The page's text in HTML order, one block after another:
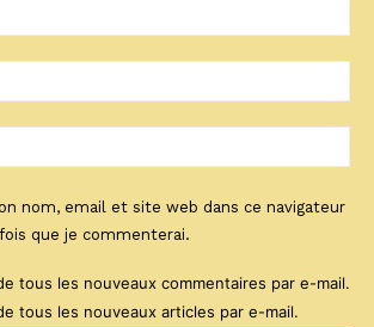
:*
:*
:
nom, email et site web dans ce navigateur
que je commenterai.
tous les nouveaux commentaires par e-mail.
tous les nouveaux articles par e-mail.